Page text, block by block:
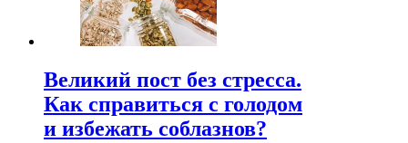
Великий пост без стресса.
Как справиться с голодом
и избежать соблазнов?